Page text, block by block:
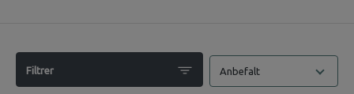
Filtrer Anbefalt